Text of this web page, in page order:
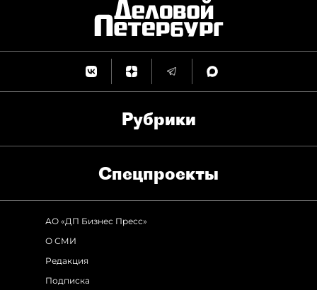
Рубрики
Спец­проекты
АО «ДП Бизнес Пресс»
О СМИ
Редакция
Подписка